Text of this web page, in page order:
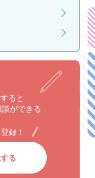
ると
ができる
録！
る